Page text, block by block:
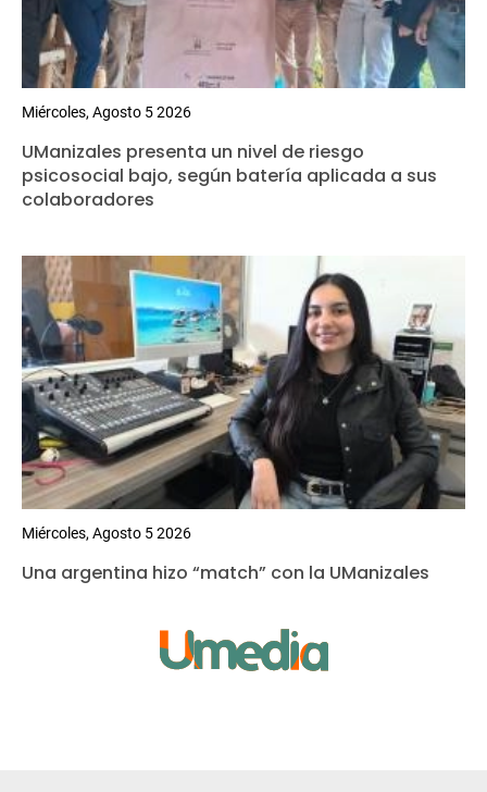
Miércoles, Agosto 5 2026
UManizales presenta un nivel de riesgo
psicosocial bajo, según batería aplicada a sus
colaboradores
Miércoles, Agosto 5 2026
Una argentina hizo “match” con la UManizales